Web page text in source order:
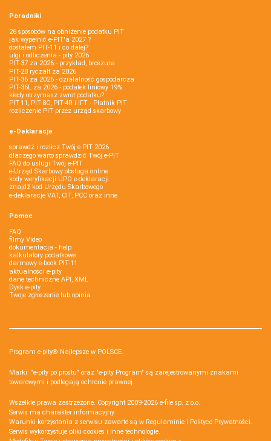
Poradniki
26 sposobów na obniżenie podatku PIT
jak wypełnić e-PIT'a 2027 ?
dostałem PIT-11 i co dalej?
ulgi i odliczenia - pity 2026
PIT-37 za 2026 - przykład, broszura
PIT-28 ryczałt za 2026
PIT-36 za 2026 - działalność gospodarcza
PIT-36L za 2026 - podatek liniowy 19%
kiedy otrzymasz zwrot podatku?
PIT-11, PIT-8C, PIT-4R i IFT - Płatnik PIT
rozliczenie PIT przez urząd skarbowy
e-Deklaracje
sprawdź i rozlicz Twój e PIT 2026
dlaczego warto sprawdzić Twój e-PIT
FAQ do usługi Twój e-PIT
e-Urząd Skarbowy obsługa online
kody weryfikacji UPO e-deklaracji
znajdź kod Urzędu Skarbowego
e-deklaracje VAT, CIT, PCC oraz inne
Pomoc
FAQ
filmy Video
dokumentacja - help
kalkulatory podatkowe
darmowy e-book PIT-11
aktualności e-pity
dane techniczne API, XML
Dysk e-pity
Twoje zgłoszenie lub opinia
Program e-pity® Najlepsze w POLSCE.
Marki: "e-pity po prostu" oraz "e-pity Program" są zarejestrowanymi znakami
towarowymi i podlegają ochronie prawnej.
Wszelkie prawa zastrzeżone. Copyright 2009-2026 e-file sp. z o.o.
Serwis ma charakter informacyjny.
Warunki korzystania z serwisu zawarte są w Regulaminie i Polityce Prywatności.
Serwis wykorzystuje pliki cookies i inne technologie.